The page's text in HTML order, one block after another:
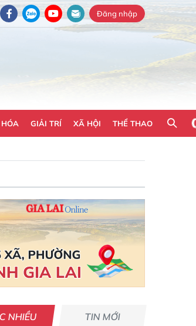
Đăng nhập
GIẢI TRÍ XÃ HỘI THỂ THAO
NHIỀU TIN MỚI